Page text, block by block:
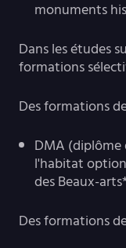
monuments
Dans les études
formations
Des formations
DMA (diplôme
l'habitat
des Beaux-
Des formations